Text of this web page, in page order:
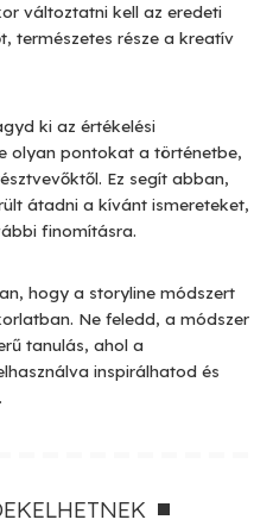
változtatni kell az eredeti
természetes része a kreatív
ki az értékelési
olyan pontokat a történetbe,
Ez segít abban,
átadni a kívánt ismereteket,
finomításra.
hogy a storyline módszert
Ne feledd, a módszer
tanulás, ahol a
inspirálhatod és